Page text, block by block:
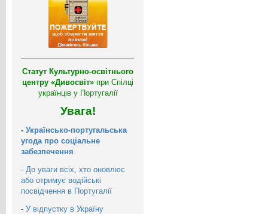
Статут Культурно-освітнього
центру «Дивосвіт» при Спілці
українців у Португалії
Увага!
- Українсько-португальська
угода про соціальне
забезпечення
- До уваги всіх, хто оновлює
або отримує водійські
посвідчення в Португалії
- У відпустку в Україну